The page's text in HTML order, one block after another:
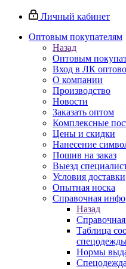
Личный кабинет
Оптовым покупателям
Назад
Оптовым
Вход в ЛК
О компании
Производство
Новости
Заказать оптом
Комплексные
Цены и скидки
Нанесение
Пошив на заказ
Выезд
Условия доставки
Опытная носка
Справочная
Назад
Таблица
Нормы